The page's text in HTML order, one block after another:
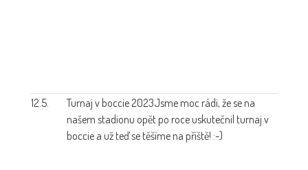
12.5. Turnaj v boccie 2023Jsme moc rádi, že se na
našem stadionu opět po roce uskutečnil turnaj v
boccie a už teď se těšíme na příště! :-)